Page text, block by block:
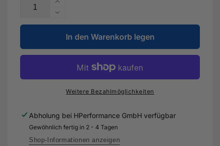
Erhöhe
die
Menge
für
KW
Gewindefahrwerk
inox
B9
mit
elekt.
Verringere
die
Menge
für
KW
Gewindefahrwerk
V3
inox
RS4
B9
mit
In den Warenkorb legen
Weitere Bezahlmöglichkeiten
Abholung bei HPerformance GmbH verfügbar
Gewöhnlich fertig in 2 - 4 Tagen
Shop-Informationen anzeigen